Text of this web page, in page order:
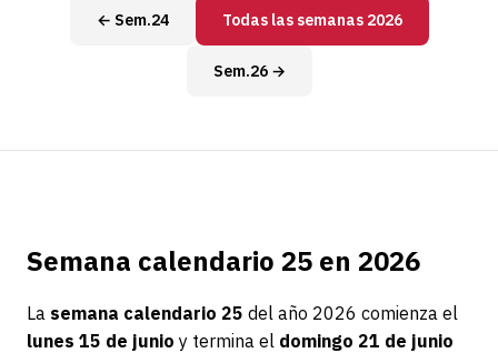
← Sem.24 Todas las semanas 2026
Sem.26 →
Semana calendario 25 en 2026
La semana calendario 25 del año 2026 comienza el
lunes 15 de junio y termina el domingo 21 de junio